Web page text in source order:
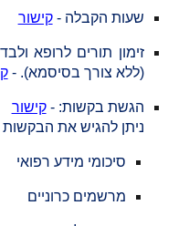
שעות הקבלה - קישור
זימון תורים לרופא
(ללא צורך בסיסמא). -
הגשת בקשות: - קישור
ניתן להגיש את
סיכומי מידע רפואי
מרשמים כרוניים